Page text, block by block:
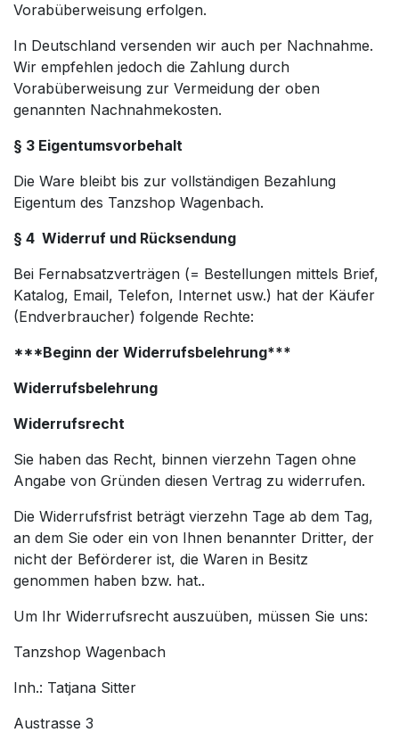
Vorabüberweisung erfolgen.
In Deutschland versenden wir auch per Nachnahme.
Wir empfehlen jedoch die Zahlung durch
Vorabüberweisung zur Vermeidung der oben
genannten Nachnahmekosten.
§ 3 Eigentumsvorbehalt
Die Ware bleibt bis zur vollständigen Bezahlung
Eigentum des Tanzshop Wagenbach.
§ 4 Widerruf und Rücksendung
Bei Fernabsatzverträgen (= Bestellungen mittels Brief,
Katalog, Email, Telefon, Internet usw.) hat der Käufer
(Endverbraucher) folgende Rechte:
***Beginn der Widerrufsbelehrung***
Widerrufsbelehrung
Widerrufsrecht
Sie haben das Recht, binnen vierzehn Tagen ohne
Angabe von Gründen diesen Vertrag zu widerrufen.
Die Widerrufsfrist beträgt vierzehn Tage ab dem Tag,
an dem Sie oder ein von Ihnen benannter Dritter, der
nicht der Beförderer ist, die Waren in Besitz
genommen haben bzw. hat..
Um Ihr Widerrufsrecht auszuüben, müssen Sie uns:
Tanzshop Wagenbach
Inh.: Tatjana Sitter
Austrasse 3